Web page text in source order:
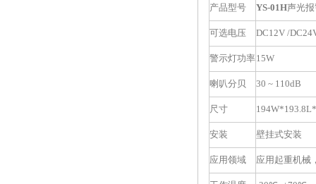
产品型号 YS-01H声光
可选电压 DC12V /
警示灯功率15W
喇叭分贝 30 ~ 110dB
尺寸
安装 壁挂式安装
应用领域 应用起重机械